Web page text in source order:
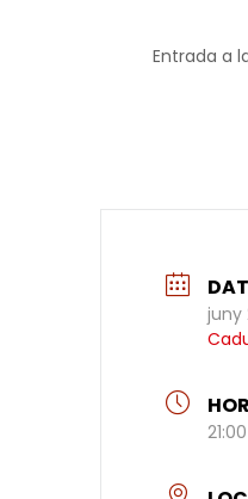
Entrada a
juny
21:00